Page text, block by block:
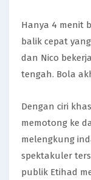
Hanya 4 menit
balik cepat
dan Nico
tengah. Bola
Dengan ciri
memotong ke
melengkung
spektakuler
publik Etihad